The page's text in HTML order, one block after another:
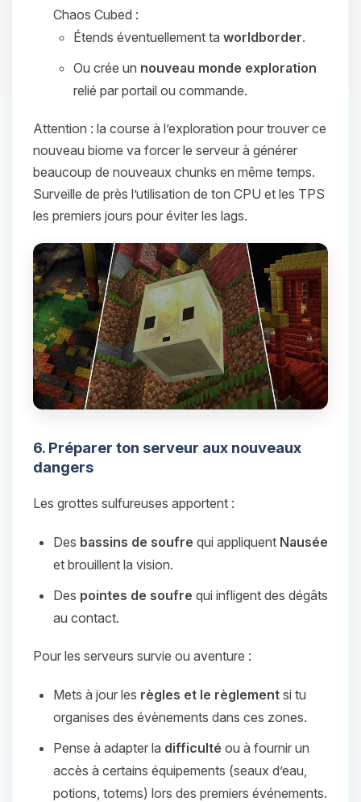
Chaos Cubed :
Étends éventuellement ta worldborder.
Ou crée un nouveau monde exploration
relié par portail ou commande.
Attention : la course à l’exploration pour trouver ce
nouveau biome va forcer le serveur à générer
beaucoup de nouveaux chunks en même temps.
Surveille de près l’utilisation de ton CPU et les TPS
les premiers jours pour éviter les lags.
6. Préparer ton serveur aux nouveaux
dangers
Les grottes sulfureuses apportent :
Des bassins de soufre qui appliquent Nausée
et brouillent la vision.
Des pointes de soufre qui infligent des dégâts
au contact.
Pour les serveurs survie ou aventure :
Mets à jour les règles et le règlement si tu
organises des évènements dans ces zones.
Pense à adapter la difficulté ou à fournir un
accès à certains équipements (seaux d’eau,
potions, totems) lors des premiers événements.